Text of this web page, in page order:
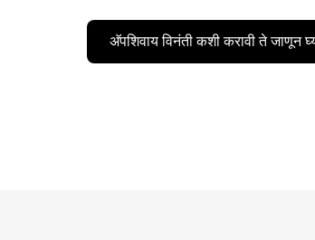
अ‍ॅपशिवाय विनंती कशी करावी ते जाणून